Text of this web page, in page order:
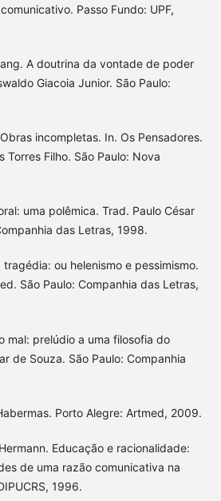
Passo Fundo: UPF,
A doutrina da vontade de poder
Giacoia Junior. São Paulo:
incompletas. In. Os Pensadores.
Torres Filho. São Paulo: Nova
uma polêmica. Trad. Paulo César
das Letras, 1998.
tragédia: ou helenismo e pessimismo.
São Paulo: Companhia das Letras,
mal: prelúdio a uma filosofia do
de Souza. São Paulo: Companhia
Porto Alegre: Artmed, 2009.
Educação e racionalidade:
de uma razão comunicativa na
1996.